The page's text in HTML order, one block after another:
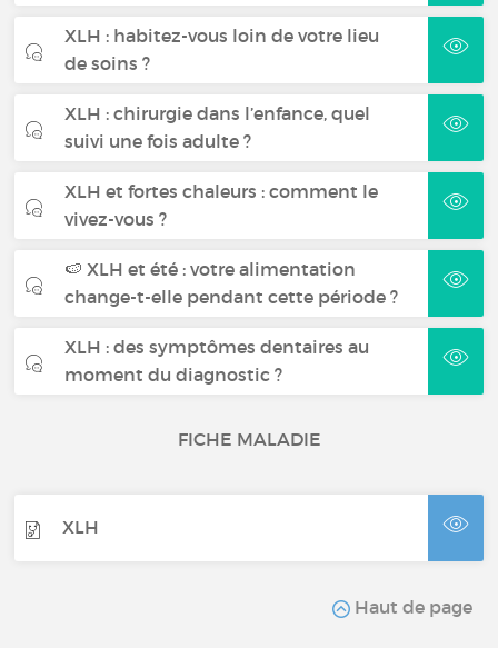
XLH : habitez-vous loin de votre lieu
de soins ?
XLH : chirurgie dans l’enfance, quel
suivi une fois adulte ?
XLH et fortes chaleurs : comment le
vivez-vous ?
🍉 XLH et été : votre alimentation
change-t-elle pendant cette période ?
XLH : des symptômes dentaires au
moment du diagnostic ?
FICHE MALADIE
XLH
Haut de page